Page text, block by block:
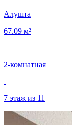
Алушта
67.09 м²
2‑комнатная
7 этаж из 11